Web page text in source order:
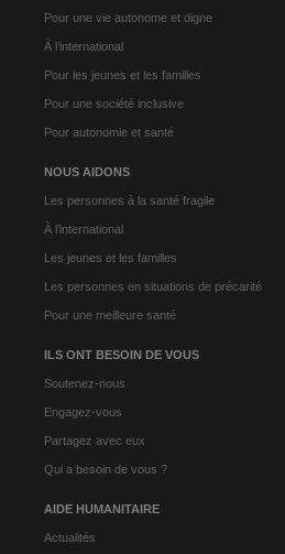
Pour une vie autonome et digne
À l’international
Pour les jeunes et les familles
Pour une société inclusive
Pour autonomie et santé
NOUS AIDONS
Les personnes à la santé fragile
À l’international
Les jeunes et les familles
Les personnes en situations de précarité
Pour une meilleure santé
ILS ONT BESOIN DE VOUS
Soutenez-nous
Engagez-vous
Partagez avec eux
Qui a besoin de vous ?
AIDE HUMANITAIRE
Actualités